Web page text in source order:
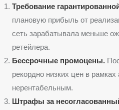
Требование
плановую прибыль от
сеть зарабатывала меньше
ретейлера.
Бессрочные промоцены.
рекордно низких цен в
нерентабельным.
Штрафы за